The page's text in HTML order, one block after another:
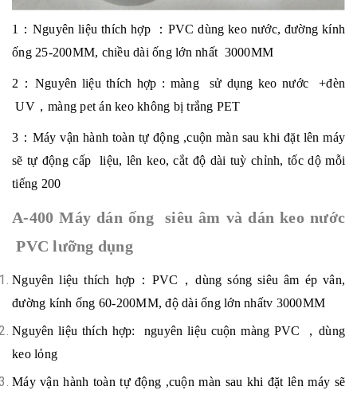
1 ： Nguyên liệu thích hợp ： PVC dùng keo nước, đường kính
ống 25-200MM, chiều dài ống lớn nhất 3000MM
2 ： Nguyên liệu thích hợp : màng sử dụng keo nước+đèn
UV， màng pet án keo không bị trắng PET
3 ： Máy vận hành toàn tự động ,cuộn màn sau khi đặt lên máy
sẽ tự động cấp liệu, lên keo, cắt độ dài tuỳ chỉnh, tốc dộ mỗi
tiếng 200
A-400 Máy dán ống siêu âm và dán keo nước
PVC lưỡng dụng
Nguyên liệu thích hợp ： PVC ，dùng sóng siêu âm ép vân,
đường kính ống 60-200MM, độ dài ống lớn nhấtv 3000MM
Nguyên liệu thích hợp: nguyên liệu cuộn màng PVC ，dùng
keo lỏng
Máy vận hành toàn tự động ,cuộn màn sau khi đặt lên máy sẽ